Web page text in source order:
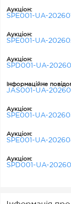
Аукціон:
SPE001-UA-
Аукціон:
SPE001-UA-
Аукціон:
SPD001-UA-
Інформаційне
JAS001-UA-
Аукціон:
SPE001-UA-
Аукціон:
SPE001-UA-
Аукціон:
SPD001-UA-